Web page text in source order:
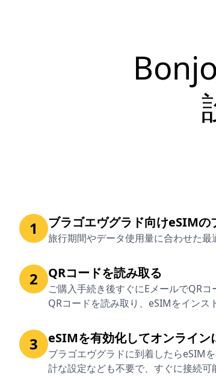
1 ブラゴエヴグラド向けeSIMの
旅行期間やデータ使用量に合わせた最
2 QRコードを読み取る
ご購入手続き後すぐにEメールでQR
QRコードを読み取り、eSIMをインス
3 eSIMを有効化してオンライン
ブラゴエヴグラドに到着したらeSIM
計な設定なども不要で、すぐに接続可